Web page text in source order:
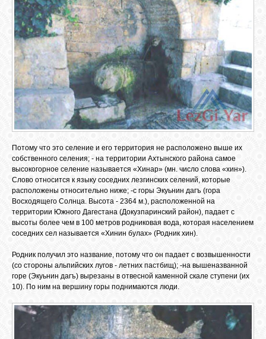
САЙТЫ
ОБЪЯВЛЕНИЯ
ВОПРОСЫ /
ОТВЕТЫ
ВХОД
RSS
VK
Потому что это селение и его территория не расположено выше их
собственного селения; - на территории Ахтынского района самое
высокогорное селение называется «Хинар» (мн. число слова «хин»).
Слово относится к языку соседних лезгинских селений, которые
расположены относительно ниже; -с горы Экуьнин дагъ (гора
Восходящего Солнца. Высота - 2364 м.), расположенной на
территории Южного Дагестана (Докузпаринский район), падает с
высоты более чем в 100 метров родниковая вода, которая населением
соседних сел называется «Хинин булах» (Родник хин).
Родник получил это название, потому что он падает с возвышенности
(со стороны альпийских лугов - летних пастбищ); -на вышеназванной
горе (Экуьнин дагъ) вырезаны в отвесной каменной скале ступени (их
10). По ним на вершину горы поднимаются люди.